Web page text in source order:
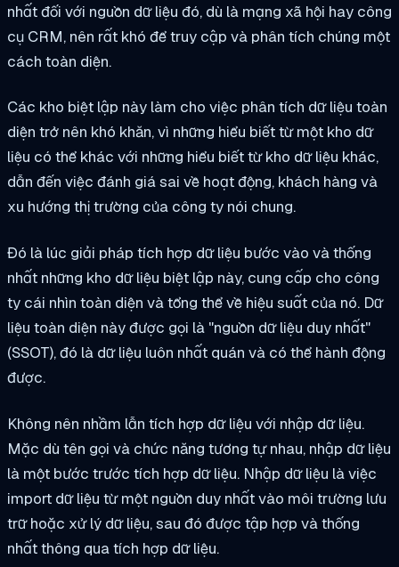
nhất đối với nguồn dữ liệu đó, dù là mạng xã hội hay công
cụ CRM, nên rất khó để truy cập và phân tích chúng một
cách toàn diện.
Các kho biệt lập này làm cho việc phân tích dữ liệu toàn
diện trở nên khó khăn, vì những hiểu biết từ một kho dữ
liệu có thể khác với những hiểu biết từ kho dữ liệu khác,
dẫn đến việc đánh giá sai về hoạt động, khách hàng và
xu hướng thị trường của công ty nói chung.
Đó là lúc giải pháp tích hợp dữ liệu bước vào và thống
nhất những kho dữ liệu biệt lập này, cung cấp cho công
ty cái nhìn toàn diện và tổng thể về hiệu suất của nó. Dữ
liệu toàn diện này được gọi là "nguồn dữ liệu duy nhất"
(SSOT), đó là dữ liệu luôn nhất quán và có thể hành động
được.
Không nên nhầm lẫn tích hợp dữ liệu với nhập dữ liệu.
Mặc dù tên gọi và chức năng tương tự nhau, nhập dữ liệu
là một bước trước tích hợp dữ liệu. Nhập dữ liệu là việc
import dữ liệu từ một nguồn duy nhất vào môi trường lưu
trữ hoặc xử lý dữ liệu, sau đó được tập hợp và thống
nhất thông qua tích hợp dữ liệu.